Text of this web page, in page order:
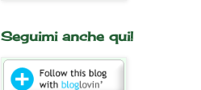
Seguimi anche qui!